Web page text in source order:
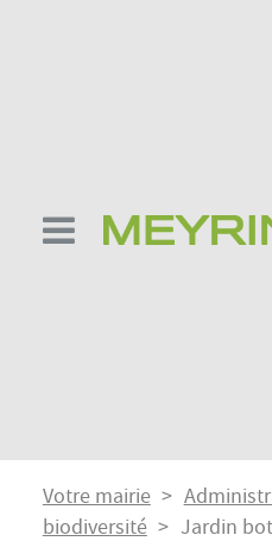
Fil
d'Ariane
Votre mairie
biodiversité
Jardin